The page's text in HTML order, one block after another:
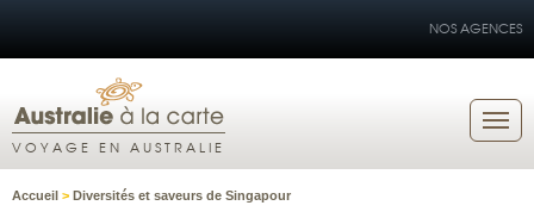
NOS AGENCES
VOYAGE EN AUSTRALIE
Accueil > Diversités et saveurs de Singapour